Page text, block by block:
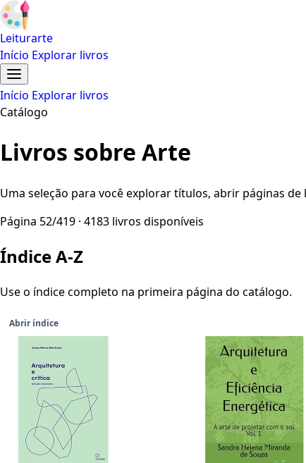
Leiturarte
Início Explorar livros
Início Explorar livros
Catálogo
Livros sobre Arte
Uma seleção para você explorar títulos, abrir páginas
Página 52/419 · 4183 livros disponíveis
Índice A-Z
Use o índice completo na primeira página do catálogo.
Abrir índice